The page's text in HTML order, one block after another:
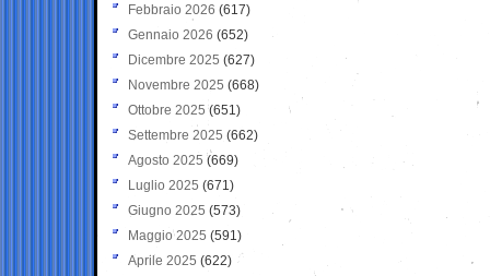
Febbraio 2026 (617)
Gennaio 2026 (652)
Dicembre 2025 (627)
Novembre 2025 (668)
Ottobre 2025 (651)
Settembre 2025 (662)
Agosto 2025 (669)
Luglio 2025 (671)
Giugno 2025 (573)
Maggio 2025 (591)
Aprile 2025 (622)